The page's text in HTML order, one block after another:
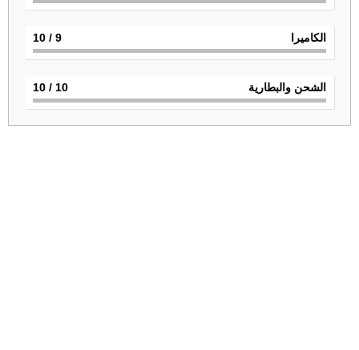
الكاميرا 9
/ 10
الشحن والبطارية 10
/ 10